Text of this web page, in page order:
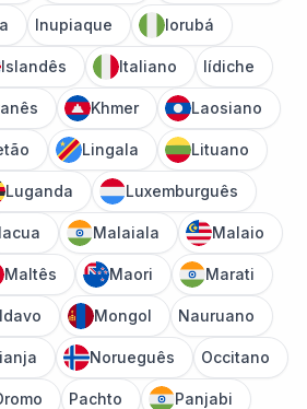
Inupiaque Iorubá
Islandês Italiano Iídiche
Khmer Laosiano
Lingala Lituano
Luganda Luxemburguês
Malaiala Malaio
Maltês Maori Marati
Mongol Nauruano
Norueguês Occitano
Pachto Panjabi